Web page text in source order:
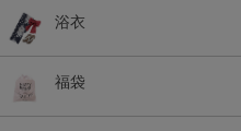
浴衣
福袋